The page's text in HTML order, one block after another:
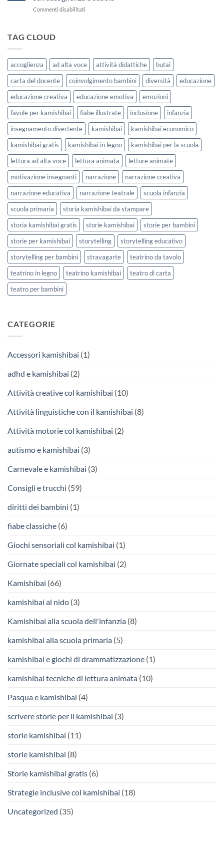
sull’Accoglienza:
Settembre
2026
Commenti disabilitati
lavorare
sull’accoglienza
a
scuola
TAG CLOUD
accoglienza ad alta voce attività didattiche
butai
carta del docente
coinvolgimento bambini diversità
educazione
educazione creativa
educazione emotiva
emozioni
favole per kamishibai
fiabe illustrate inclusione
infanzia
insegnamento divertente
kamishibai
kamishibai economico
kamishibai gratis
kamishibai in legno
kamishibai per la scuola
lettura ad alta voce
lettura animata
letture animate
motivazione insegnanti
narrazione
narrazione creativa
narrazione educativa
narrazione teatrale
scuola infanzia
scuola primaria
storia kamishibai da stampare
storia kamishibai gratis
storie kamishibai
storie per bambini
storie per kamishibai
storytelling
storytelling educativo
storytelling per bambini
stravagarte
teatrino da tavolo
teatrino in legno
teatrino kamishibai
teatro di carta
teatro per bambini
CATEGORIE
Accessori kamishibai (1)
adhd e kamishibai (2)
Attività creative col kamishibai (10)
Attività linguistiche con il kamishibai (8)
Attività motorie col kamishibai (2)
autismo e kamishibai (3)
Carnevale e kamishibai (3)
Consigli e trucchi (59)
diritti dei bambini (1)
fiabe classiche (6)
Giochi sensoriali col kamishibai (1)
Giornate speciali col kamishibai (2)
Kamishibai (66)
kamishibai al nido (3)
Kamishibai alla scuola dell'infanzia (8)
kamishibai alla scuola primaria (5)
kamishibai e giochi di drammatizzazione (1)
kamishibai tecniche di lettura animata (10)
Pasqua e kamishibai (4)
scrivere storie per il kamishibai (3)
storie kamishibai (11)
storie kamishibai (8)
Storie kamishibai gratis (6)
Strategie inclusive col kamishibai (18)
Uncategorized (35)